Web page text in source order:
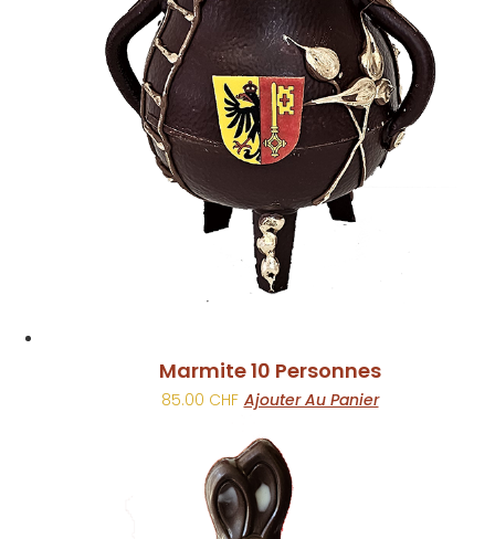
Marmite 10 Personnes
85.00 CHF Ajouter Au Panier